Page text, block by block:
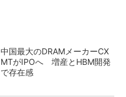
中国最大のDRAMメーカーCX
MTがIPOへ 増産とHBM開発
で存在感